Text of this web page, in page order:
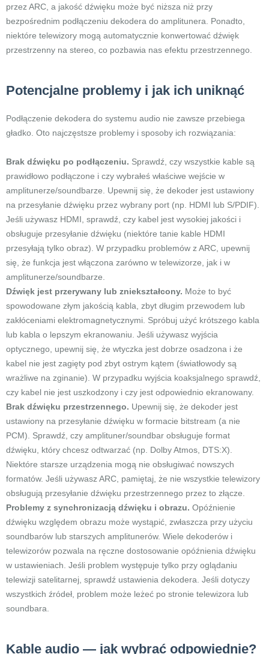
przez ARC, a jakość dźwięku może być niższa niż przy
bezpośrednim podłączeniu dekodera do amplitunera. Ponadto,
niektóre telewizory mogą automatycznie konwertować dźwięk
przestrzenny na stereo, co pozbawia nas efektu przestrzennego.
Potencjalne problemy i jak ich uniknąć
Podłączenie dekodera do systemu audio nie zawsze przebiega
gładko. Oto najczęstsze problemy i sposoby ich rozwiązania:
Brak dźwięku po podłączeniu. Sprawdź, czy wszystkie kable są
prawidłowo podłączone i czy wybrałeś właściwe wejście w
amplitunerze/soundbarze. Upewnij się, że dekoder jest ustawiony
na przesyłanie dźwięku przez wybrany port (np. HDMI lub S/PDIF).
Jeśli używasz HDMI, sprawdź, czy kabel jest wysokiej jakości i
obsługuje przesyłanie dźwięku (niektóre tanie kable HDMI
przesyłają tylko obraz). W przypadku problemów z ARC, upewnij
się, że funkcja jest włączona zarówno w telewizorze, jak i w
amplitunerze/soundbarze.
Dźwięk jest przerywany lub zniekształcony. Może to być
spowodowane złym jakością kabla, zbyt długim przewodem lub
zakłóceniami elektromagnetycznymi. Spróbuj użyć krótszego kabla
lub kabla o lepszym ekranowaniu. Jeśli używasz wyjścia
optycznego, upewnij się, że wtyczka jest dobrze osadzona i że
kabel nie jest zagięty pod zbyt ostrym kątem (światłowody są
wrażliwe na zginanie). W przypadku wyjścia koaksjalnego sprawdź,
czy kabel nie jest uszkodzony i czy jest odpowiednio ekranowany.
Brak dźwięku przestrzennego. Upewnij się, że dekoder jest
ustawiony na przesyłanie dźwięku w formacie bitstream (a nie
PCM). Sprawdź, czy amplituner/soundbar obsługuje format
dźwięku, który chcesz odtwarzać (np. Dolby Atmos, DTS:X).
Niektóre starsze urządzenia mogą nie obsługiwać nowszych
formatów. Jeśli używasz ARC, pamiętaj, że nie wszystkie telewizory
obsługują przesyłanie dźwięku przestrzennego przez to złącze.
Problemy z synchronizacją dźwięku i obrazu. Opóźnienie
dźwięku względem obrazu może wystąpić, zwłaszcza przy użyciu
soundbarów lub starszych amplitunerów. Wiele dekoderów i
telewizorów pozwala na ręczne dostosowanie opóźnienia dźwięku
w ustawieniach. Jeśli problem występuje tylko przy oglądaniu
telewizji satelitarnej, sprawdź ustawienia dekodera. Jeśli dotyczy
wszystkich źródeł, problem może leżeć po stronie telewizora lub
soundbara.
Kable audio — jak wybrać odpowiednie?